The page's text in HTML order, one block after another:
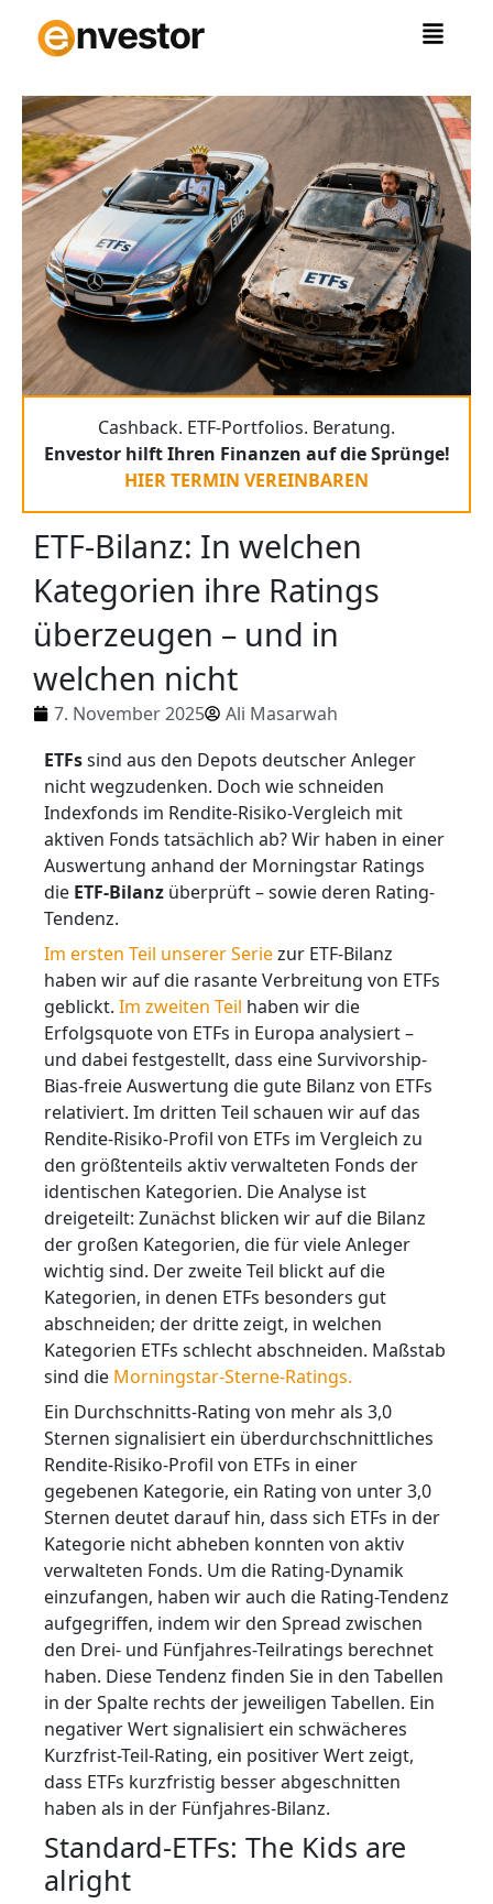
Inhalt
springen
Cashback. ETF-Portfolios. Beratung.
Envestor hilft Ihren Finanzen auf die Sprünge!
HIER TERMIN VEREINBAREN
ETF-Bilanz: In welchen
Kategorien ihre Ratings
überzeugen – und in
welchen nicht
7. November 2025
Ali Masarwah
ETFssind aus den Depots deutscher Anleger
nicht wegzudenken. Doch wie schneiden
Indexfonds im Rendite-Risiko-Vergleich mit
aktiven Fonds tatsächlich ab? Wir haben in einer
Auswertung anhand der Morningstar Ratings
die ETF-Bilanz überprüft – sowie deren Rating-
Tendenz.
Im ersten Teil unserer Seriezur ETF-Bilanz
haben wir auf die rasante Verbreitung von ETFs
geblickt. Im zweiten Teil haben wir die
Erfolgsquote von ETFs in Europa analysiert –
und dabei festgestellt, dass eine Survivorship-
Bias-freie Auswertung die gute Bilanz von ETFs
relativiert. Im dritten Teil schauen wir auf das
Rendite-Risiko-Profil von ETFs im Vergleich zu
den größtenteils aktiv verwalteten Fonds der
identischen Kategorien. Die Analyse ist
dreigeteilt: Zunächst blicken wir auf die Bilanz
der großen Kategorien, die für viele Anleger
wichtig sind. Der zweite Teil blickt auf die
Kategorien, in denen ETFs besonders gut
abschneiden; der dritte zeigt, in welchen
Kategorien ETFs schlecht abschneiden. Maßstab
sind die Morningstar-Sterne-Ratings.
Ein Durchschnitts-Rating von mehr als 3,0
Sternen signalisiert ein überdurchschnittliches
Rendite-Risiko-Profil von ETFs in einer
gegebenen Kategorie, ein Rating von unter 3,0
Sternen deutet darauf hin, dass sich ETFs in der
Kategorie nicht abheben konnten von aktiv
verwalteten Fonds. Um die Rating-Dynamik
einzufangen, haben wir auch die Rating-Tendenz
aufgegriffen, indem wir den Spread zwischen
den Drei- und Fünfjahres-Teilratings berechnet
haben. Diese Tendenz finden Sie in den Tabellen
in der Spalte rechts der jeweiligen Tabellen. Ein
negativer Wert signalisiert ein schwächeres
Kurzfrist-Teil-Rating, ein positiver Wert zeigt,
dass ETFs kurzfristig besser abgeschnitten
haben als in der Fünfjahres-Bilanz.
Standard-ETFs: The Kids are
alright